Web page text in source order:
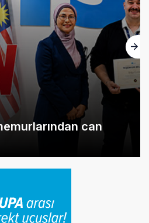
can